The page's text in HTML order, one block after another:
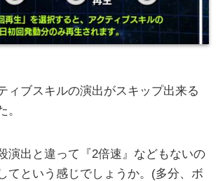
ィブスキルの演出がスキップ出来る
。
演出と違って『2倍速』などもないの
てという感じでしょうか。(多分、ボ